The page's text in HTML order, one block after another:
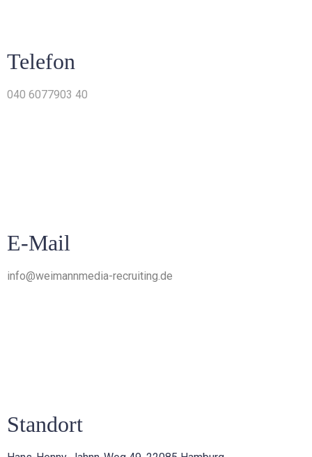
Telefon
040 6077903 40
E-Mail
info@weimannmedia-recruiting.de
Standort